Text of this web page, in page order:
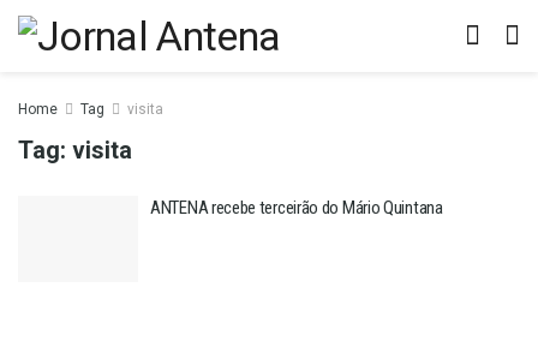
Home Tag visita
Tag: visita
ANTENA recebe terceirão do Mário Quintana